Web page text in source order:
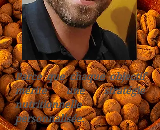
Parce que chaque objectif
mérite une stratégie
nutritionnelle
personnalisée.